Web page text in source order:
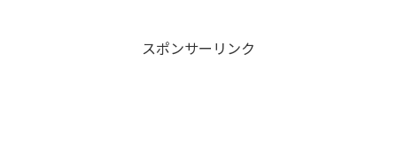
スポンサーリンク